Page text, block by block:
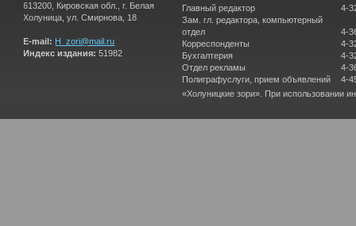
613200, Кировская обл., г. Белая
Холуница, ул. Смирнова, 18
E-mail: H_zori@mail.ru
Индекс издания: 51982
Главный редактор
Зам. гл. редактора, компьютерный
отдел
Корреспонденты
Бухгалтерия
Отдел рекламы
Полиграфуслуги, прием объявлений
4-
4-
4-
4-
4-
4-
«Холуницкие зори». При использовании